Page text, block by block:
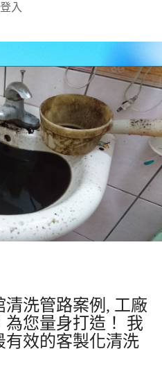
登入
洗管路案例, 工廠
您量身打造！ 我
有效的客製化清洗